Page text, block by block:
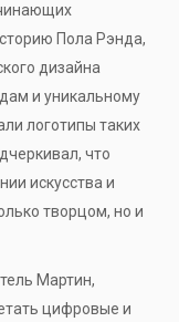
Пола Рэнда,
дизайна
и уникальному
логотипы таких
что
искусства и
творцом, но и
Мартин,
цифровые и